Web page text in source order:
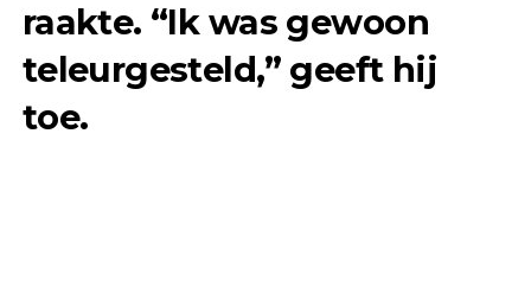
raakte. “Ik was gewoon
teleurgesteld,” geeft hij
toe.